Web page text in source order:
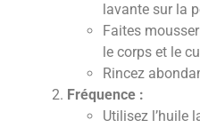
lavante sur la
Faites
le corps et le
Rincez
Fréquence :
Utilisez l’huile